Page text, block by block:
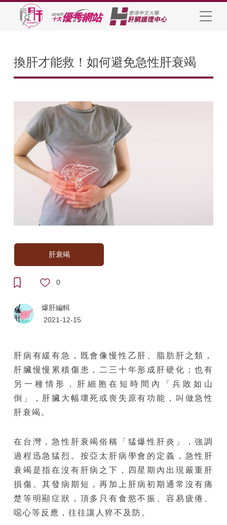
換肝才能救！如何避免急性肝衰竭
肝衰竭
0
爆肝編輯
2021-12-15
肝病有緩有急，既會像慢性乙肝、脂肪肝之類，
肝臟慢慢累積傷患，二三十年形成肝硬化；也有
另一種情形，肝細胞在短時間內「兵敗如山
倒」，肝臟大幅壞死或喪失原有功能，叫做急性
肝衰竭。
在台灣，急性肝衰竭俗稱「猛爆性肝炎」，強調
過程迅急猛烈。按亞太肝病學會的定義，急性肝
衰竭是指在沒有肝病之下，四星期內出現嚴重肝
損傷。其發病期短，再加上肝病初期通常沒有痛
楚等明顯症狀，頂多只有食慾不振、容易疲倦、
噁心等反應，往往讓人猝不及防。